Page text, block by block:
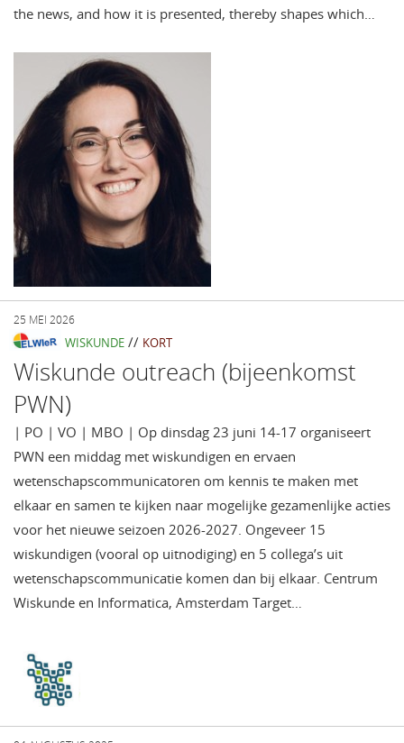
the news, and how it is presented, thereby shapes which…
25 MEI 2026
WISKUNDE // KORT
Wiskunde outreach (bijeenkomst
PWN)
| PO | VO | MBO | Op dinsdag 23 juni 14-17 organiseert
PWN een middag met wiskundigen en ervaen
wetenschapscommunicatoren om kennis te maken met
elkaar en samen te kijken naar mogelijke gezamenlijke acties
voor het nieuwe seizoen 2026-2027. Ongeveer 15
wiskundigen (vooral op uitnodiging) en 5 collega’s uit
wetenschapscommunicatie komen dan bij elkaar. Centrum
Wiskunde en Informatica, Amsterdam Target…